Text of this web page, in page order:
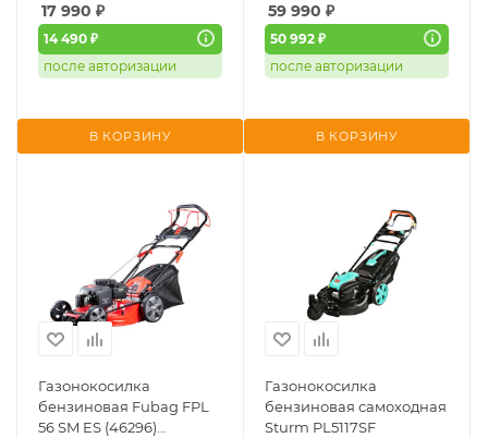
17 990 ₽
14 490 ₽
после авторизации
В КОРЗИНУ
59 990 ₽
50 992 ₽
после авторизации
В КОРЗИНУ
Газонокосилка
бензиновая Fubag FPL
56 SM ES (46296)
Газонокосилка
бензиновая самоходная
Sturm PL5117SF